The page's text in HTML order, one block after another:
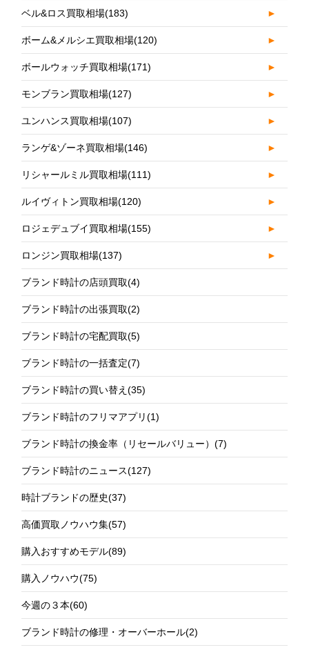
ベル&ロス買取相場(183) ►
ボーム&メルシエ買取相場(120) ►
ボールウォッチ買取相場(171) ►
モンブラン買取相場(127) ►
ユンハンス買取相場(107) ►
ランゲ&ゾーネ買取相場(146) ►
リシャールミル買取相場(111) ►
ルイヴィトン買取相場(120) ►
ロジェデュブイ買取相場(155) ►
ロンジン買取相場(137) ►
ブランド時計の店頭買取(4)
ブランド時計の出張買取(2)
ブランド時計の宅配買取(5)
ブランド時計の一括査定(7)
ブランド時計の買い替え(35)
ブランド時計のフリマアプリ(1)
ブランド時計の換金率（リセールバリュー）(7)
ブランド時計のニュース(127)
時計ブランドの歴史(37)
高価買取ノウハウ集(57)
購入おすすめモデル(89)
購入ノウハウ(75)
今週の３本(60)
ブランド時計の修理・オーバーホール(2)